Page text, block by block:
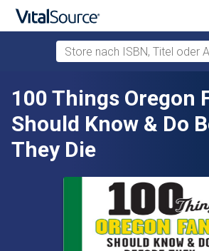
Zum Hauptinhalt springen
Store nach ISBN, Titel oder
100 Things Oregon
Should Know & Do
They Die